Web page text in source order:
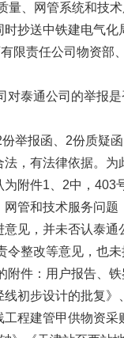
量、网管系统和技
时抄送中铁建电气
限责任公司物资部
泰通公司的举报
举报函、2份质疑
，有法律依据。
附件1、2中，403
管和技术服务问题
见，并未否认泰通
令整改等意见，也
附件：用户报告、
初步设计的批复
程建管甲供物资采